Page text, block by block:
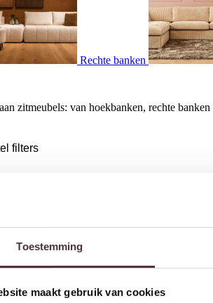
Toestemming
maakt gebruik van cookies
Rechte banken
zitmeubels: van hoekbanken, rechte
filters
Ze vormen niet alleen de plek waar
collectie
zodat u ze moeiteloos kunt laten